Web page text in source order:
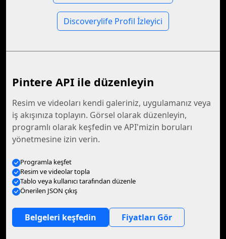
Discoverylife Profil İzleyici
Pintere API ile düzenleyin
Resim ve videoları kendi galeriniz, uygulamanız veya
iş akışınıza toplayın. Görsel olarak düzenleyin,
programlı olarak keşfedin ve API'mizin boruları
yönetmesine izin verin.
Programla keşfet
Resim ve videolar topla
Tablo veya kullanıcı tarafından düzenle
Önerilen JSON çıkış
Belgeleri keşfedin Fiyatları Gör